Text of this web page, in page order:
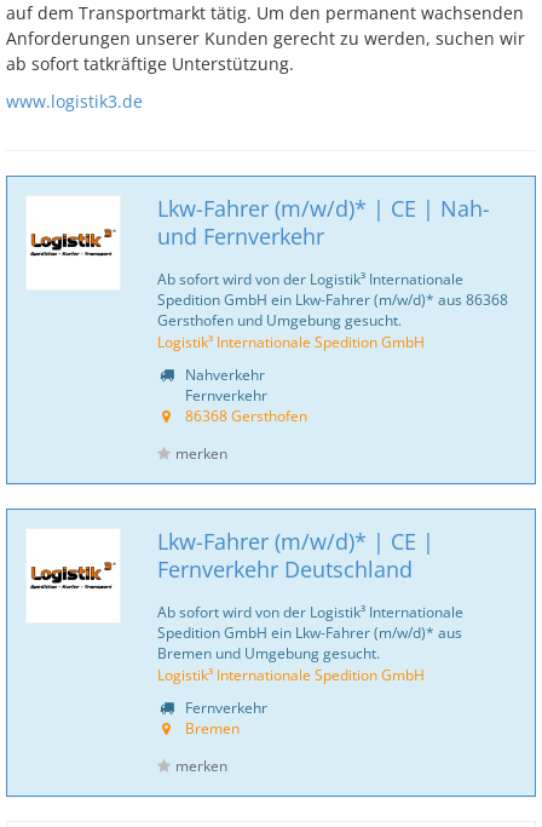
auf dem Transportmarkt tätig. Um den permanent wachsenden
Anforderungen unserer Kunden gerecht zu werden, suchen wir
ab sofort tatkräftige Unterstützung.
www.logistik3.de
Lkw-Fahrer (m/w/d)* | CE | Nah-
und Fernverkehr
Ab sofort wird von der Logistik³ Internationale
Spedition GmbH ein Lkw-Fahrer (m/w/d)* aus 86368
Gersthofen und Umgebung gesucht.
Logistik³ Internationale Spedition GmbH
Nahverkehr
Fernverkehr
86368 Gersthofen
merken
Lkw-Fahrer (m/w/d)* | CE |
Fernverkehr Deutschland
Ab sofort wird von der Logistik³ Internationale
Spedition GmbH ein Lkw-Fahrer (m/w/d)* aus
Bremen und Umgebung gesucht.
Logistik³ Internationale Spedition GmbH
Fernverkehr
Bremen
merken